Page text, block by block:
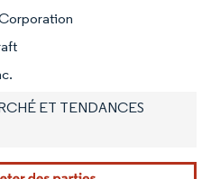
ET TENDANCES